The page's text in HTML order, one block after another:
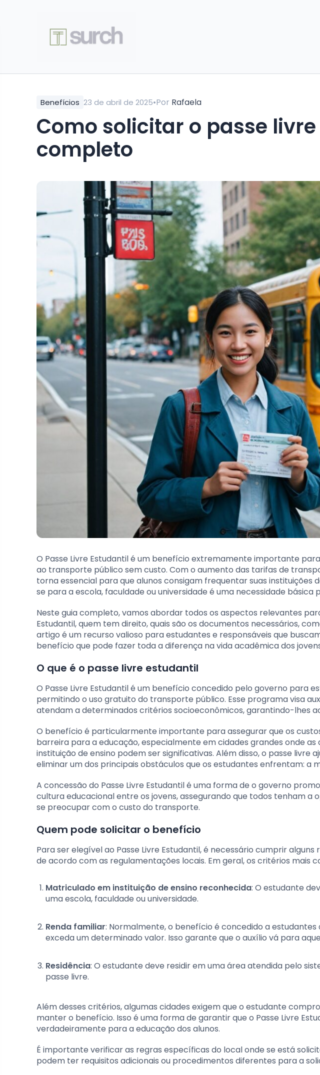
Benefícios 23 de abril de 2025•Por Rafaela
Como solicitar o passe
completo
O Passe Livre Estudantil é um benefício extremamente importante
ao transporte público sem custo. Com o aumento das tarifas de
torna essencial para que alunos consigam frequentar suas instituições
se para a escola, faculdade ou universidade é uma necessidade básica
Neste guia completo, vamos abordar todos os aspectos relevantes
Estudantil, quem tem direito, quais são os documentos necessários,
artigo é um recurso valioso para estudantes e responsáveis que
benefício que pode fazer toda a diferença na vida acadêmica dos
O que é o passe livre estudantil
O Passe Livre Estudantil é um benefício concedido pelo governo para
permitindo o uso gratuito do transporte público. Esse programa visa
atendam a determinados critérios socioeconômicos, garantindo-lhes
O benefício é particularmente importante para assegurar que os
barreira para a educação, especialmente em cidades grandes onde
instituição de ensino podem ser significativas. Além disso, o passe livre
eliminar um dos principais obstáculos que os estudantes enfrentam: a
A concessão do Passe Livre Estudantil é uma forma de o governo
cultura educacional entre os jovens, assegurando que todos tenham a
se preocupar com o custo do transporte.
Quem pode solicitar o benefício
Para ser elegível ao Passe Livre Estudantil, é necessário cumprir
de acordo com as regulamentações locais. Em geral, os critérios mais
Matriculado em instituição de ensino reconhecida: O estudante
uma escola, faculdade ou universidade.
Renda familiar: Normalmente, o benefício é concedido a
exceda um determinado valor. Isso garante que o auxílio vá para
Residência: O estudante deve residir em uma área atendida pelo
passe livre.
Além desses critérios, algumas cidades exigem que o estudante
manter o benefício. Isso é uma forma de garantir que o Passe Livre
verdadeiramente para a educação dos alunos.
É importante verificar as regras específicas do local onde se está
podem ter requisitos adicionais ou procedimentos diferentes para a